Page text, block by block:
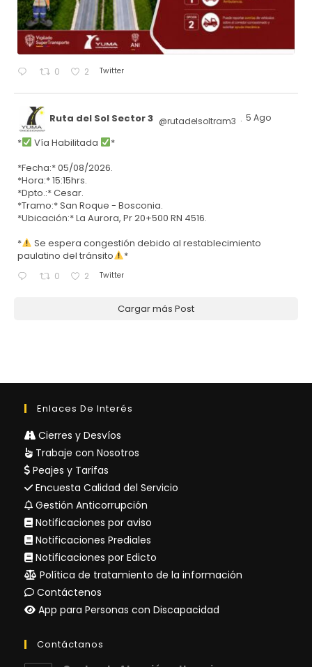
0 2 Twitter
Ruta del Sol Sector 3 @rutadelsoltram3 · 5 Ago
* Vía Habilitada
*
*Fecha:* 05/08/2026.
*Hora:* 15:15hrs.
*Dpto.:* Cesar.
*Tramo:* San Roque - Bosconia.
*Ubicación:* La Aurora, Pr 20+500 RN 4516.
*
Se espera congestión debido al restablecimiento
paulatino del tránsito
*
0 2 Twitter
Cargar más Post
Enlaces De Interés
Cierres y Desvíos
Trabaje con Nosotros
Peajes y Tarifas
Encuesta Calidad del Servicio
Gestión Anticorrupción
Notificaciones por aviso
Notificaciones Prediales
Notificaciones por Edicto
Política de tratamiento de la información
Contáctenos
App para Personas con Discapacidad
Contáctanos